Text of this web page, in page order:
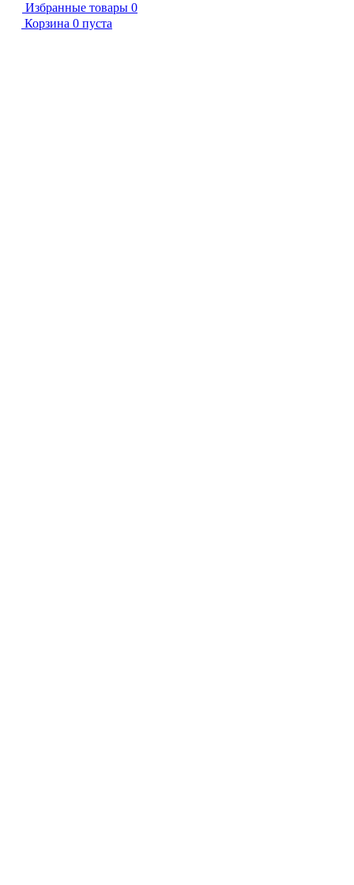
Избранные товары 0
Корзина 0 пуста